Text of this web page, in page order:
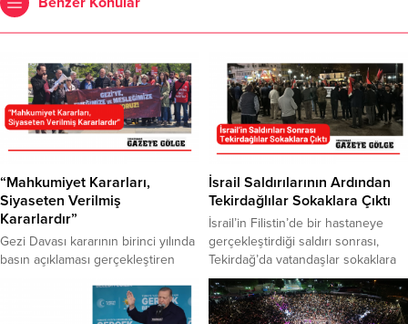
“Mahkumiyet Kararları,
Siyaseten Verilmiş
Kararlardır”
Gezi Davası kararının birinci yılında
basın açıklaması gerçekleştiren
Kurulu, Gezi Davası’nın hukuki
değil, siyasi bir dava olduğunu
İsrail Saldırılarının Ardından
Tekirdağlılar Sokaklara Çıktı
İsrail’in Filistin’de bir hastaneye
gerçekleştirdiği saldırı sonrası,
Tekirdağ’da vatandaşlar sokaklara
çıktı. Valilik önünde toplanan
kalabalık, ‘Katil İsrail, Mehmetçik
Gazze’ye’’ sloganları attı. İsrail’in